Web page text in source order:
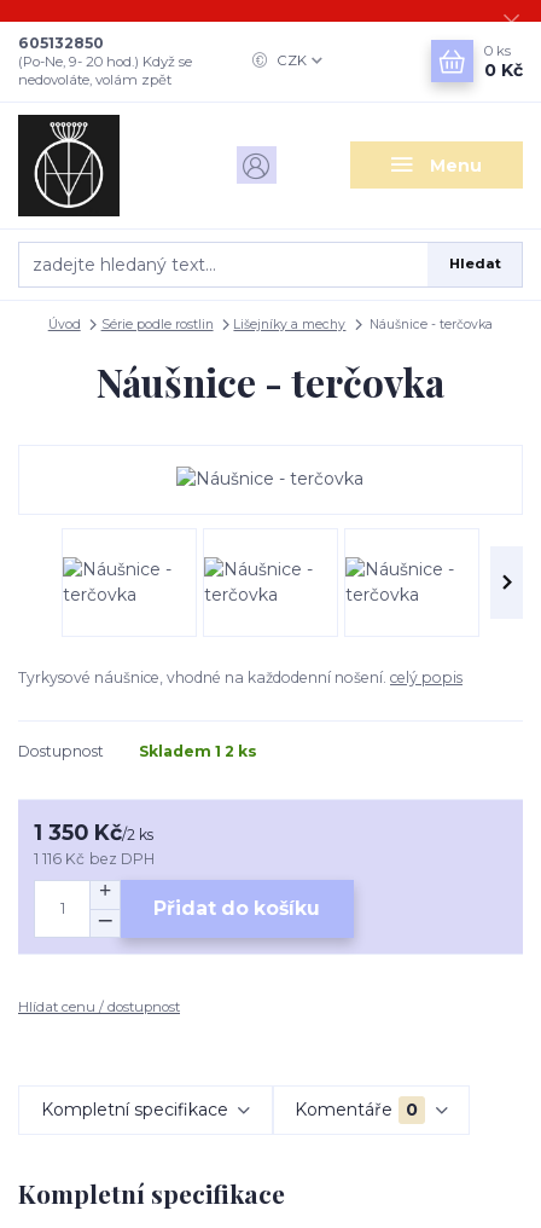
Menu
CZK
Hledat
605132850
(Po-Ne, 9- 20 hod.) Když se
nedovoláte, volám zpět
0 ks
0 Kč
Úvod Série podle rostlin Lišejníky a mechy Náušnice - terčovka
Náušnice - terčovka
Tyrkysové náušnice, vhodné na každodenní nošení. celý popis
Dostupnost Skladem 1 2 ks
1 350 Kč/2 ks
1 116 Kč bez DPH
Přidat do košíku
Hlídat cenu / dostupnost
Kompletní specifikace Komentáře 0
Kompletní specifikace